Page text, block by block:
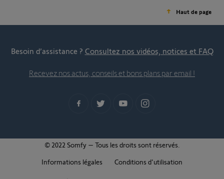
Haut de page
Besoin d’assistance ? Consultez nos vidéos, notices et FAQ
Recevez nos actus, conseils et bons plans par email !
© 2022 Somfy – Tous les droits sont réservés.
Informations légales
Conditions d'utilisation